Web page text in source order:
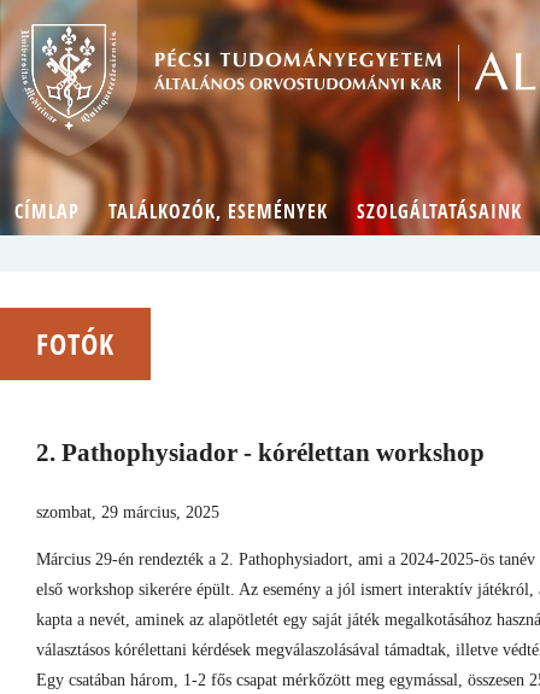
CÍMLAP TALÁLKOZÓK, ESEMÉNYEK SZOLGÁLTATÁSAINK
FOTÓK
2. Pathophysiador - kórélettan workshop
szombat, 29 március, 2025
Március 29-én rendezték a 2. Pathophysiadort, ami a 2024-2025-ös tanév
első workshop sikerére épült. Az esemény a jól ismert interaktív
kapta a nevét, aminek az alapötletét egy saját játék megalkotásához
választásos kórélettani kérdések megválaszolásával támadtak, illetve
Egy csatában három, 1-2 fős csapat mérkőzött meg egymással, összesen